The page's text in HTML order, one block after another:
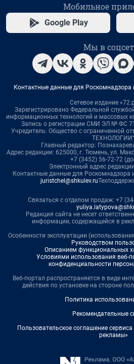
Мобильное
Google Play
Мы в
Контактные данные для Роскомнадзора
Сетевое издание
Зарегистрировано Федеральной
информационных технологий и массовых
Запись о регистрации СМИ ЭЛ № ФС
Учредитель: Общество с ограниченной
ТЕХНОЛОГИИ"
Главный редактор:
Адрес редакции: 625000, г. Тюмень, ул.
+7 (3452) 56-72-72
Электронный адрес
Контактные данные для Роскомнадзора
juristchel@shkulev.ru
Связаться с отделом продаж: +7
Редакция сайта не несет
информации, содержащейся в
Особенности эксплуатации
Руководством
Описанием функциональных
Условиями использования веб-
конфиденциальности
Веб-портал распространяется в виде
действия по установке на стороне
Политика
Рекомендательные
Пользовательское соглашение
рекламы»